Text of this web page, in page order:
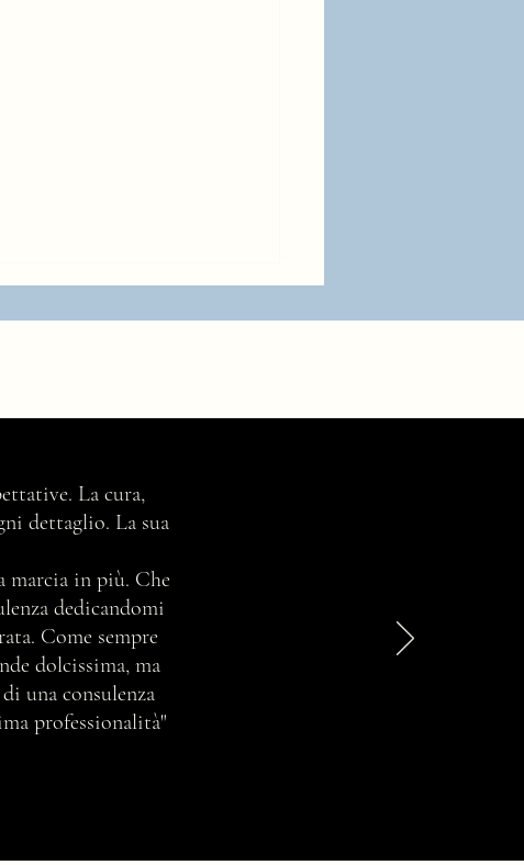
di Lavoro?
La cura,
dettaglio. La sua
marcia in più. Che
dedicandomi
Come sempre
dolcissima, ma
una consulenza
professionalità"